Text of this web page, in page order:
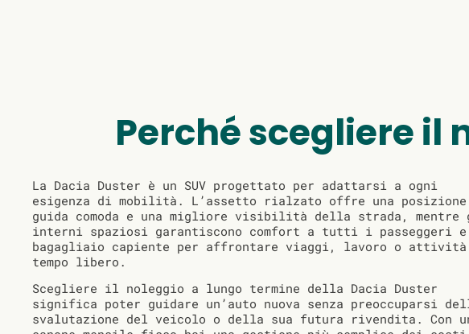
Perché scegliere il
La Dacia Duster è un SUV progettato per adattarsi a ogni
esigenza di mobilità. L’assetto rialzato offre una
guida comoda e una migliore visibilità della strada, mentre
interni spaziosi garantiscono comfort a tutti i passeggeri e
bagagliaio capiente per affrontare viaggi, lavoro o
tempo libero.
Scegliere il noleggio a lungo termine della Dacia Duster
significa poter guidare un’auto nuova senza preoccuparsi
svalutazione del veicolo o della sua futura rivendita. Con